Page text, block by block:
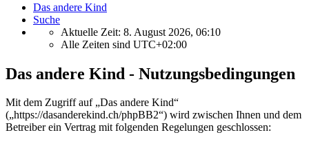
Das andere Kind
Suche
Aktuelle Zeit: 8. August 2026, 06:10
Alle Zeiten sind UTC+02:00
Das andere Kind - Nutzungsbedingungen
Mit dem Zugriff auf „Das andere Kind“
(„https://dasanderekind.ch/phpBB2“) wird zwischen Ihnen und dem
Betreiber ein Vertrag mit folgenden Regelungen geschlossen: